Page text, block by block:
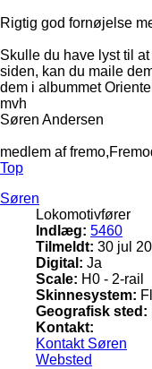
Rigtig god fornøjelse
Skulle du have lyst til
siden, kan du maile
dem i albummet
mvh
Søren Andersen
medlem af
Top
Søren
Lokomotivfører
Indlæg: 5460
Tilmeldt: 30 jul
Digital: Ja
Scale: H0 - 2-rail
Skinnesystem:
Geografisk sted:
Kontakt:
Kontakt Søren
Websted